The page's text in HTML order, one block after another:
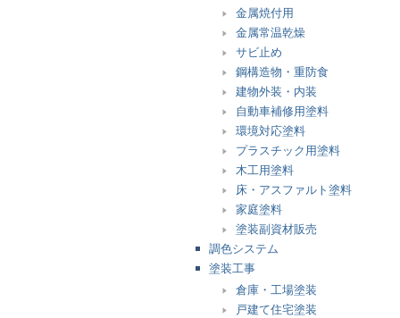
金属焼付用
金属常温乾燥
サビ止め
鋼構造物・重防食
建物外装・内装
自動車補修用塗料
環境対応塗料
プラスチック用塗料
木工用塗料
床・アスファルト塗料
家庭塗料
塗装副資材販売
調色システム
塗装工事
倉庫・工場塗装
戸建て住宅塗装